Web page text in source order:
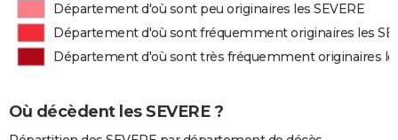
Département d'où sont peu originaires les SEVERE
Département d'où sont fréquemment originaires les
Département d'où sont très fréquemment originaires
Où décèdent les SEVERE ?